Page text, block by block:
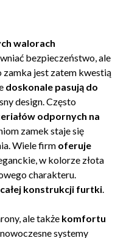
walorach
bezpieczeństwo, ale
zamka jest zatem kwestią
doskonale pasują do
design. Często
odpornych na
zamek staje się
Wiele firm oferuje
w kolorze złota
charakteru.
konstrukcji furtki.
ale także komfortu
systemy